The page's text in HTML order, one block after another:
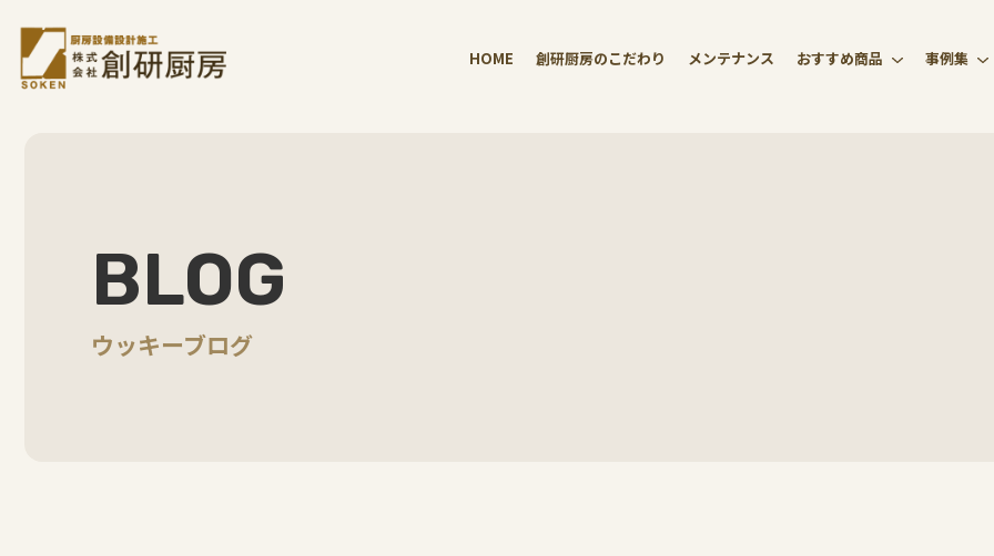
HOME 創研厨房のこだわり メンテナンス おすすめ商品 事例集
BLOG
ウッキーブログ